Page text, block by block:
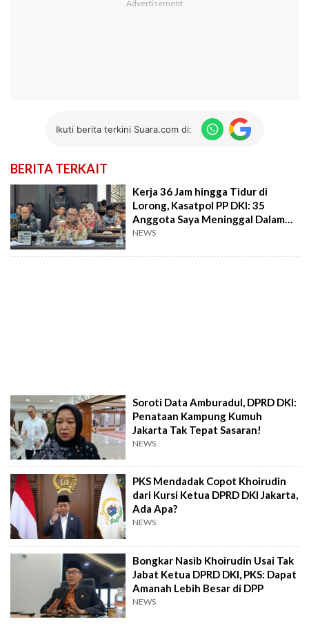
Ikuti berita terkini Suara.com di:
BERITA TERKAIT
Kerja 36 Jam hingga Tidur di
Lorong, Kasatpol PP DKI: 35
Anggota Saya Meninggal Dalam
Setahun!
NEWS
Soroti Data Amburadul, DPRD DKI:
Penataan Kampung Kumuh
Jakarta Tak Tepat Sasaran!
NEWS
PKS Mendadak Copot Khoirudin
dari Kursi Ketua DPRD DKI Jakarta,
Ada Apa?
NEWS
Bongkar Nasib Khoirudin Usai Tak
Jabat Ketua DPRD DKI, PKS: Dapat
Amanah Lebih Besar di DPP
NEWS